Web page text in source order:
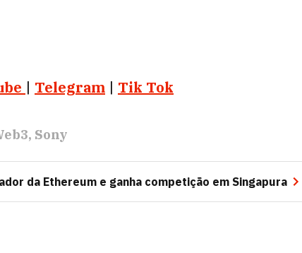
| Telegram | Tik Tok
Sony
da Ethereum e ganha competição em Singapura